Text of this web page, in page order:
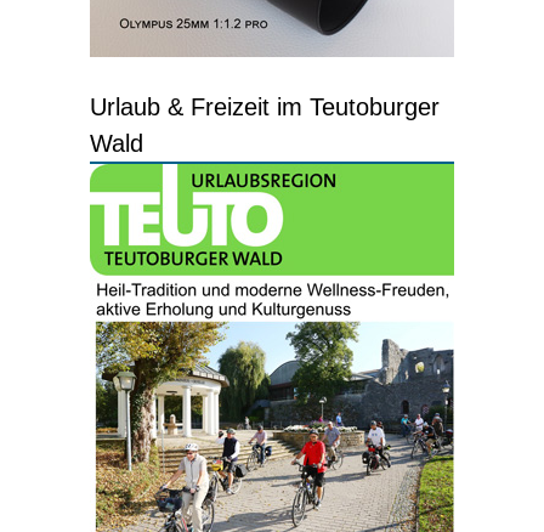
Urlaub & Freizeit im Teutoburger
Wald